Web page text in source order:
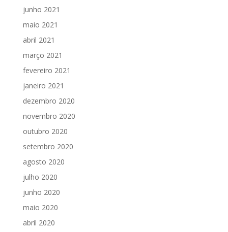
junho 2021
maio 2021
abril 2021
março 2021
fevereiro 2021
janeiro 2021
dezembro 2020
novembro 2020
outubro 2020
setembro 2020
agosto 2020
julho 2020
junho 2020
maio 2020
abril 2020